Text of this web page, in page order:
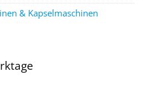
& Kapselmaschinen